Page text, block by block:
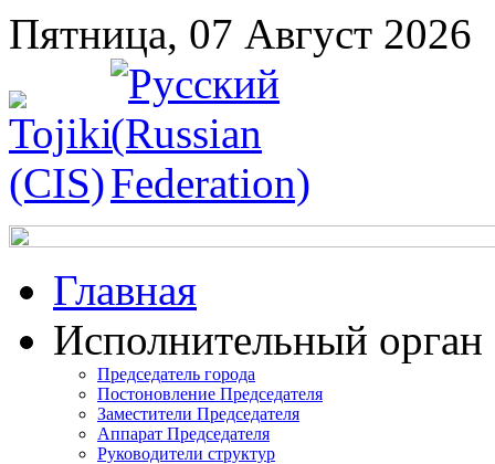
Пятница, 07 Август 2026
Главная
Исполнительный орган
Председатель города
Постоновление Председателя
Заместители Председателя
Аппарат Председателя
Руководители структур